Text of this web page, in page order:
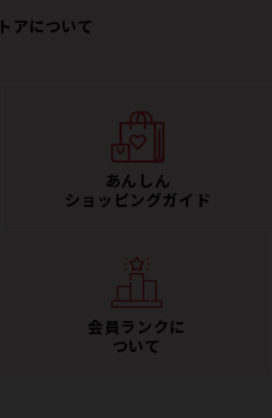
アについて
あんしん
ショッピングガイド
会員ランクに
ついて